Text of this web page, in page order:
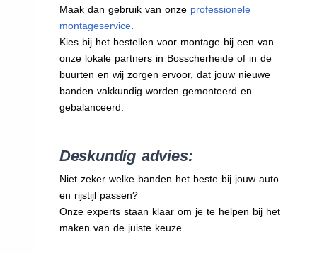
Maak dan gebruik van onze professionele
montageservice.
Kies bij het bestellen voor montage bij een van
onze lokale partners in Bosscherheide of in de
buurten en wij zorgen ervoor, dat jouw nieuwe
banden vakkundig worden gemonteerd en
gebalanceerd.
Deskundig advies:
Niet zeker welke banden het beste bij jouw auto
en rijstijl passen?
Onze experts staan klaar om je te helpen bij het
maken van de juiste keuze.